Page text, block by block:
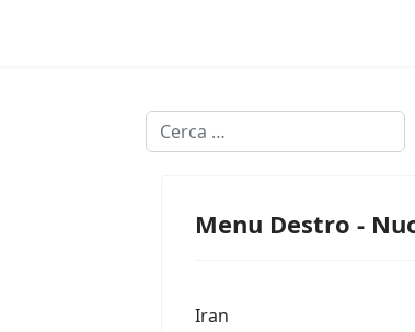
Cerca
Menu Destro -
Iran